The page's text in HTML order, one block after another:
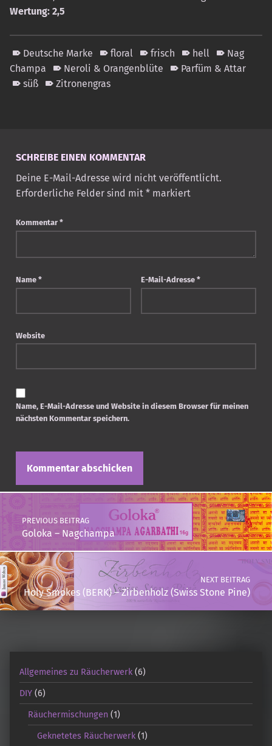
Wertung: 2,5
Deutsche Marke floral frisch hell
Nag
Champa
Neroli & Orangenblüte
Parfüm & Attar
süß
Zitronengras
SCHREIBE EINEN KOMMENTAR
Deine E-Mail-Adresse wird nicht veröffentlicht.
Erforderliche Felder sind mit *markiert
Kommentar *
Name * E-Mail-Adresse *
Website
Name, E-Mail-Adresse und Website in diesem Browser für meinen
nächsten Kommentar speichern.
Post navigation
PREVIOUS BEITRAG
Goloka – Nagchampa
NEXT BEITRAG
Holy Smokes (BERK) – Zirbenholz (Swiss Stone Pine)
Allgemeines zu Räucherwerk (6)
DIY (6)
Räuchermischungen (1)
Geknetetes Räucherwerk(1)